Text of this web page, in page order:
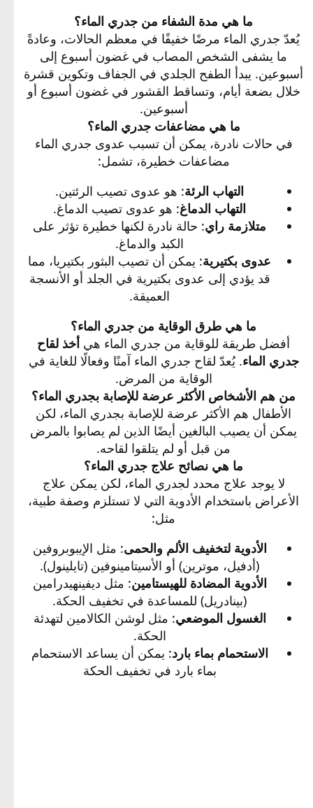
ما هي مدة الشفاء من جدري الماء؟
يُعدّ جدري الماء مرضًا خفيفًا في معظم الحالات، وعادةً
ما يشفى الشخص المصاب في غضون أسبوع إلى
أسبوعين. يبدأ الطفح الجلدي في الجفاف وتكوين قشرة
خلال بضعة أيام، وتساقط القشور في غضون أسبوع أو
أسبوعين.
ما هي مضاعفات جدري الماء؟
في حالات نادرة، يمكن أن تسبب عدوى جدري الماء
مضاعفات خطيرة، تشمل:​
التهاب الرئة: هو عدوى تصيب الرئتين.​
التهاب الدماغ: هو عدوى تصيب الدماغ.​
متلازمة راي: حالة نادرة لكنها خطيرة تؤثر على
الكبد والدماغ.​
عدوى بكتيرية: يمكن أن تصيب البثور بكتيريا، مما
قد يؤدي إلى عدوى بكتيرية في الجلد أو الأنسجة
العميقة.​
ما هي طرق الوقاية من جدري الماء؟
أفضل طريقة للوقاية من جدري الماء هي أخذ لقاح
جدري الماء. يُعدّ لقاح جدري الماء آمنًا وفعالًا للغاية في
الوقاية من المرض.
من هم الأشخاص الأكثر عرضة للإصابة بجدري الماء؟
الأطفال هم الأكثر عرضة للإصابة بجدري الماء، لكن
يمكن أن يصيب البالغين أيضًا الذين لم يصابوا بالمرض
من قبل أو لم يتلقوا لقاحه.
ما هي نصائح علاج جدري الماء؟
لا يوجد علاج محدد لجدري الماء، لكن يمكن علاج
الأعراض باستخدام الأدوية التي لا تستلزم وصفة طبية،
مثل:​
الأدوية لتخفيف الألم والحمى: مثل الإيبوبروفين
(أدفيل، موترين) أو الأسيتامينوفين (تايلينول).​
الأدوية المضادة للهيستامين: مثل ديفينهيدرامين
(بينادريل) للمساعدة في تخفيف الحكة.​
الغسول الموضعي: مثل لوشن الكالامين لتهدئة
الحكة.​
الاستحمام بماء بارد: يمكن أن يساعد الاستحمام
بماء بارد في تخفيف الحكة​